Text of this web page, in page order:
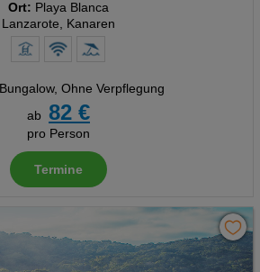
Ort: Playa Blanca
Lanzarote, Kanaren
Bungalow, Ohne Verpflegung
ab 82 €
pro Person
Termine